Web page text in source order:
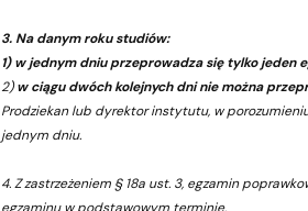
3. Na danym roku studiów:
1) w jednym dniu przeprowadza się tylko jeden
2)w ciągu dwóch kolejnych dni nie można
Prodziekan lub dyrektor instytutu, w
jednym dniu.
4. Z zastrzeżeniem § 18a ust. 3, egzamin
egzaminu w podstawowym terminie.